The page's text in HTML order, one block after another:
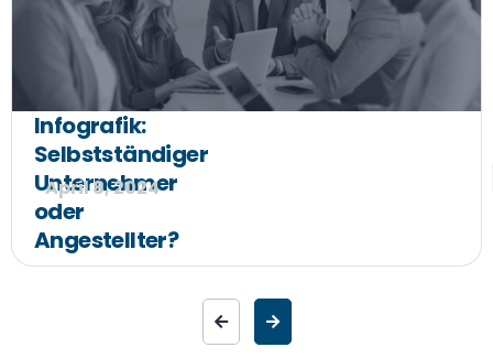
Infografik:
Selbstständiger
Unternehmer
oder
Angestellter?
April 8, 2024